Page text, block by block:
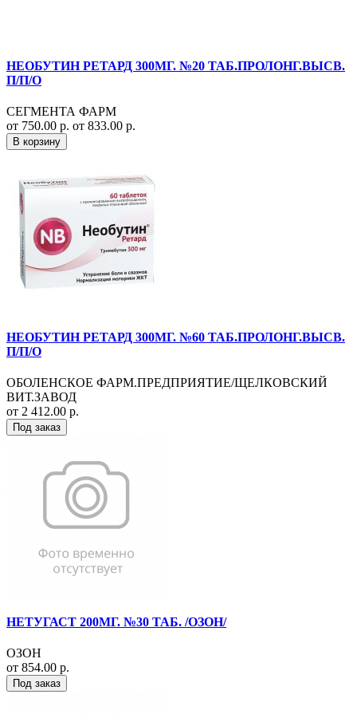
НЕОБУТИН РЕТАРД 300МГ. №20 ТАБ.ПРОЛОНГ.ВЫСВ.
П/П/О
СЕГМЕНТА ФАРМ
от 750.00 р. от 833.00 р.
В корзину
НЕОБУТИН РЕТАРД 300МГ. №60 ТАБ.ПРОЛОНГ.ВЫСВ.
П/П/О
ОБОЛЕНСКОЕ ФАРМ.ПРЕДПРИЯТИЕ/ЩЕЛКОВСКИЙ
ВИТ.ЗАВОД
от 2 412.00 р.
Под заказ
НЕТУГАСТ 200МГ. №30 ТАБ. /ОЗОН/
ОЗОН
от 854.00 р.
Под заказ